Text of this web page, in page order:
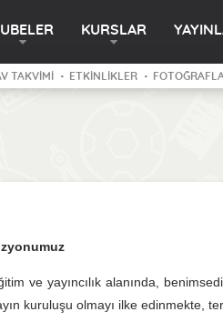
KURSLAR
TAKVİMİ ETKİNLİKLER
ve yayıncılık alanında,
kuruluşu olmayı ilke edinmekte,